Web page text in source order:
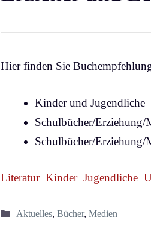
Hier finden Sie
Kinder und Jugendliche
Schulbücher/Erziehung/
Schulbücher/
Literatu
Kategorien
Aktuelles, Bücher, Medien